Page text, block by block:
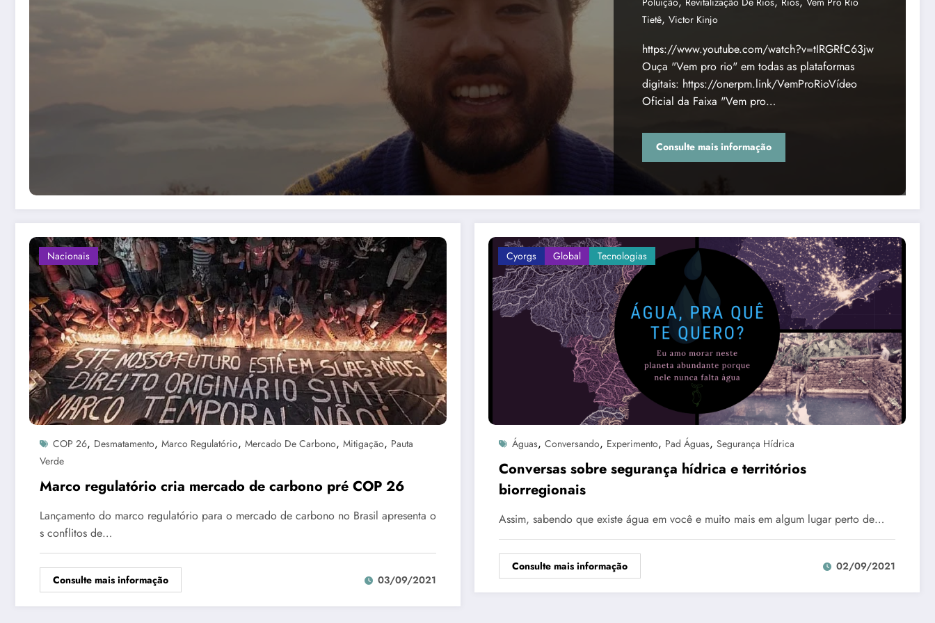
Tietê, Victor Kinjo
https://www.youtube.com/watch?v=tIRGRfC63jw
Ouça "Vem pro rio" em todas as plataformas
digitais: https://onerpm.link/VemProRioVídeo
Oficial da Faixa "Vem pro…
Consulte mais informação
Nacionais
COP 26, Desmatamento, Marco Regulatório, Mercado De Carbono, Mitigação, Pauta
Verde
Marco regulatório cria mercado de carbono pré COP 26
Lançamento do marco regulatório para o mercado de carbono no Brasil apresenta o
s conflitos de…
Consulte mais informação 03/09/2021
Cyorgs Global Tecnologias
Águas, Conversando, Experimento, Pad Águas, Segurança Hídrica
Conversas sobre segurança hídrica e territórios
biorregionais
Assim, sabendo que existe água em você e muito mais em algum lugar perto de…
Consulte mais informação 02/09/2021